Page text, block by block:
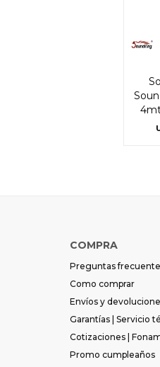
COMPRA
Preguntas
Como comprar
Envíos y
Garantías | Servicio
Cotizaciones |
Promo cumpleaños